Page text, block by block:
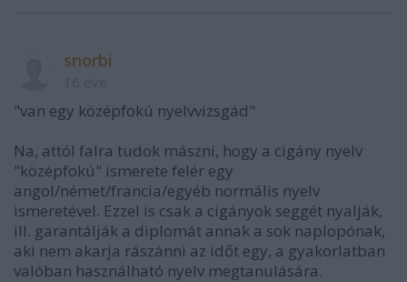
snorbi
"van egy középfokú nyelvvizsgád"
Na, attól falra tudok mászni, hogy a cigány nyelv
"középfokú" ismerete felér egy
angol/német/francia/egyéb normális nyelv
ismeretével. Ezzel is csak a cigányok seggét nyalják,
ill. garantálják a diplomát annak a sok naplopónak,
aki nem akarja rászánni az időt egy, a gyakorlatban
valóban használható nyelv megtanulására.